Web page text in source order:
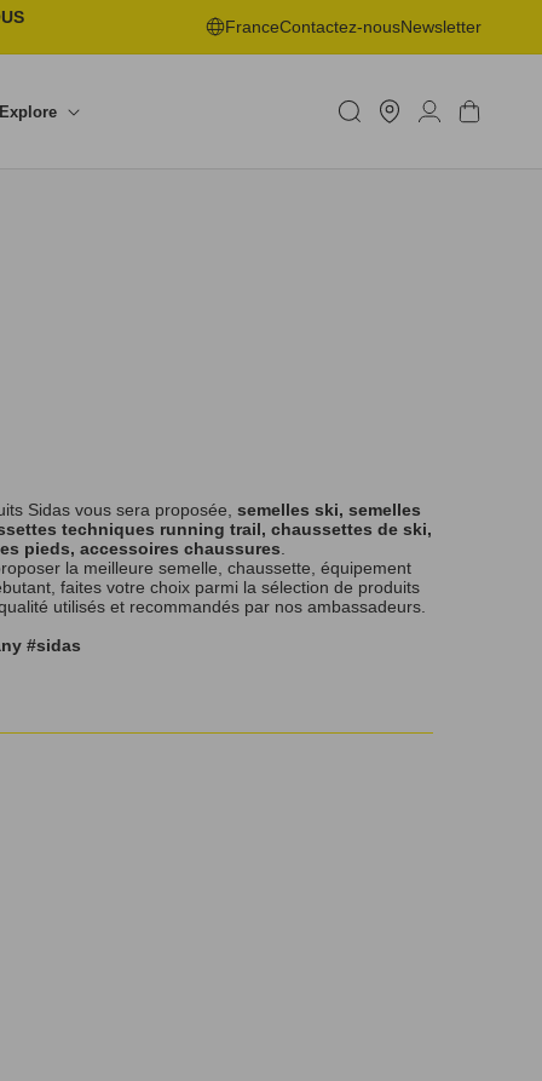
FranceContactez-nousNewsletter
Explore
un
shop
ConnexionPanier
Sidas vous sera proposée, semelles ski, semelles
techniques running trail, chaussettes de ski,
pieds, accessoires chaussures
la meilleure semelle, chaussette, équipement
faites votre choix parmi la sélection de produits
utilisés et recommandés par nos ambassadeurs.
#sidas